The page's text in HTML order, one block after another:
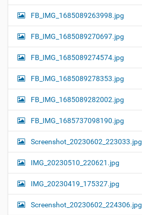
FB_IMG_1685089263998.jpg
FB_IMG_1685089270697.jpg
FB_IMG_1685089274574.jpg
FB_IMG_1685089278353.jpg
FB_IMG_1685089282002.jpg
FB_IMG_1685737098190.jpg
Screenshot_20230602_223033.jpg
IMG_20230510_220621.jpg
IMG_20230419_175327.jpg
Screenshot_20230602_224306.jpg